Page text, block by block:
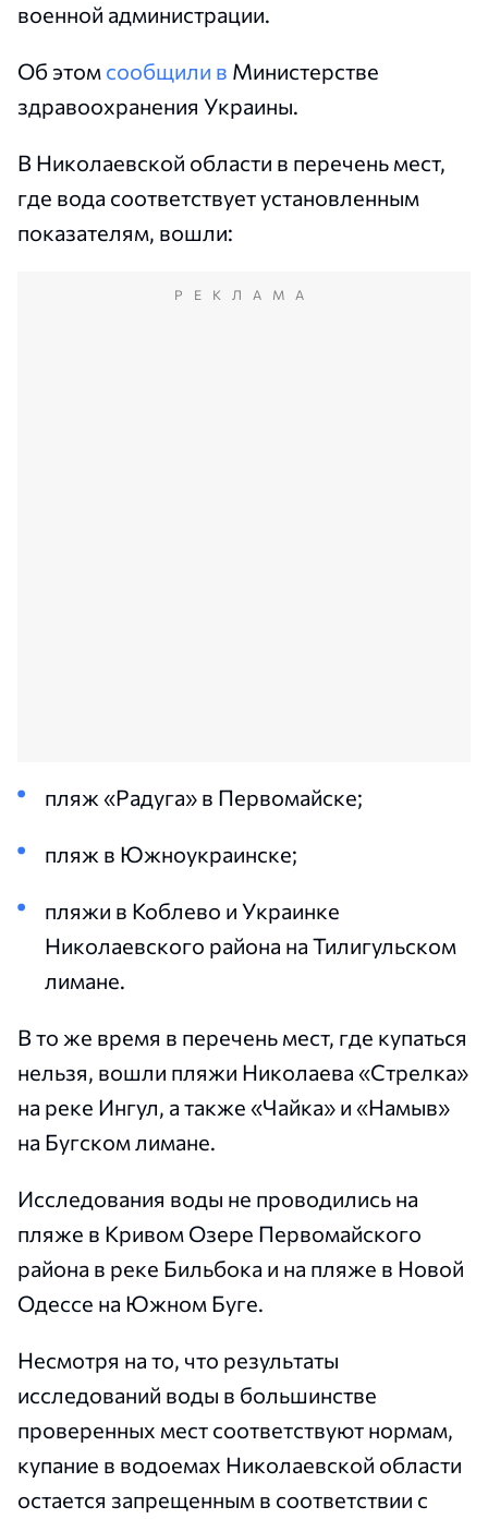
военной администрации.
Об этом сообщили в Министерстве
здравоохранения Украины.
В Николаевской области в перечень мест,
где вода соответствует установленным
показателям, вошли:
РЕКЛАМА
пляж «Радуга» в Первомайске;
пляж в Южноукраинске;
пляжи в Коблево и Украинке
Николаевского района на Тилигульском
лимане.
В то же время в перечень мест, где купаться
нельзя, вошли пляжи Николаева «Стрелка»
на реке Ингул, а также «Чайка» и «Намыв»
на Бугском лимане.
Исследования воды не проводились на
пляже в Кривом Озере Первомайского
района в реке Бильбока и на пляже в Новой
Одессе на Южном Буге.
Несмотря на то, что результаты
исследований воды в большинстве
проверенных мест соответствуют нормам,
купание в водоемах Николаевской области
остается запрещенным в соответствии с